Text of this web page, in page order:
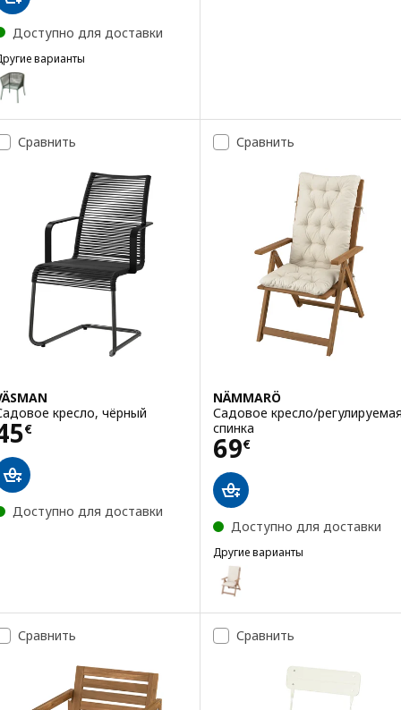
Доступно для доставки
варианты
SEGERÖN, Садовое кресло, темно-зеленый
Сравнить
кресло, чёрный
€ 45€
Доступно для доставки
Сравнить
NÄMMARÖ
Садовое кресло/
спинка
69€
Цена 69€
Доступно для доставки
Другие варианты
NÄMMARÖ
Вариант: NÄMMARÖ,
Сравнить Сравнить